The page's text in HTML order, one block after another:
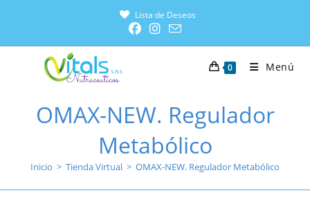
Lista de Deseos
0 Menú
OMAX-NEW. Regulador
Metabólico
Inicio > Tienda Virtual > OMAX-NEW. Regulador Metabólico